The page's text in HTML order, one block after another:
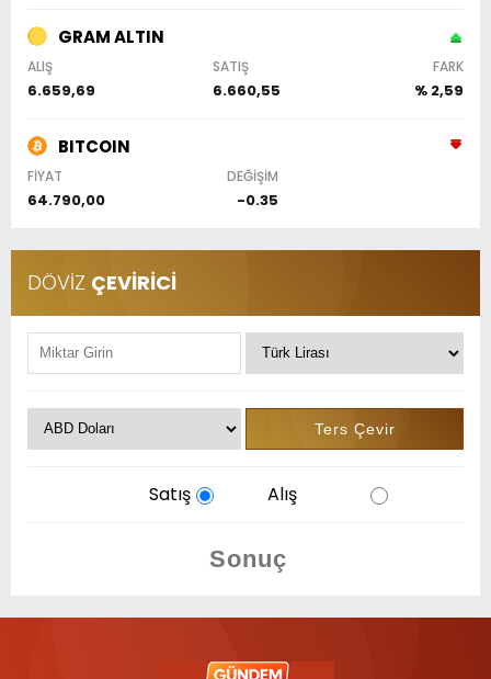
GRAM ALTIN
ALIŞ SATIŞ FARK
6.659,69 6.660,55 % 2,59
BITCOIN
FİYAT DEĞİŞİM
64.790,00 -0.35
DÖVİZ ÇEVİRİCİ
Satış Alış